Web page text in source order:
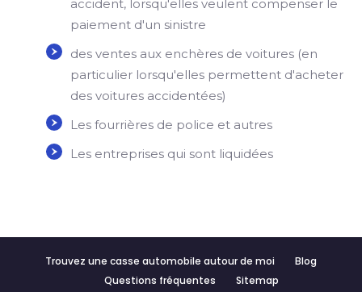
accident, lorsqu'elles veulent compenser le
paiement d'un sinistre
des ventes aux enchères de voitures (en
particulier lorsqu'elles permettent d'acheter
des voitures accidentées)
Les fourrières de police et autres
Les entreprises qui sont liquidées
Trouvez une casse automobile autour de moi
Blog
Questions fréquentes
Sitemap